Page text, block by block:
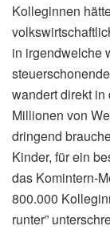
Kolleginnen
in irgendwelche
wandert direkt
Millionen von
dringend
Kinder, für ein
das Komintern-
800.000
runter”